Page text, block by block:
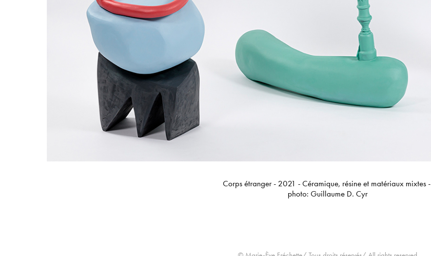
Corps étranger - 2021 - Céramique, résine et matériaux mixtes -
photo: Guillaume D. Cyr